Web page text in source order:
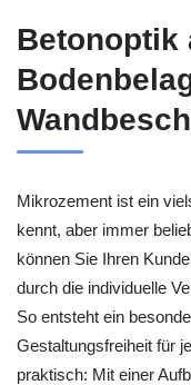
Betonoptik
Mikrozement ist ein
kennt, aber immer
können Sie Ihren
durch die individuelle
So entsteht ein
Gestaltungsfreiheit für
praktisch: Mit einer